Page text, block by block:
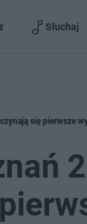
Słuchaj
się pierwsze